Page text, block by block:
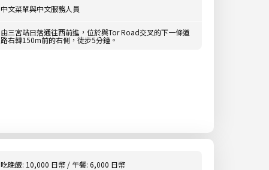
中文菜單與中文服務人員
由三宮站日落通往西前進，位於與Tor Road交叉的下一條道
路右轉150m前的右側，徒步5分鐘。
吃晚飯: 10,000 日幣 / 午餐: 6,000 日幣